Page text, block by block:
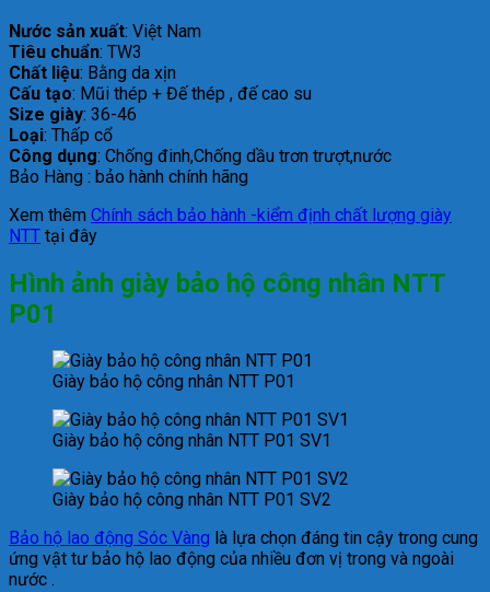
Nước sản xuất: Việt Nam
Tiêu chuẩn: TW3
Chất liệu: Bằng da xịn
Cấu tạo: Mũi thép + Đế thép , đế cao su
Size giày: 36-46
Loại: Thấp cổ
Công dụng: Chống đinh,Chống dầu trơn trượt,nước
Bảo Hàng : bảo hành chính hãng
Xem thêm Chính sách bảo hành -kiểm định chất lượng giày
NTT tại đây
Hình ảnh giày bảo hộ công nhân NTT
P01
Giày bảo hộ công nhân NTT P01
Giày bảo hộ công nhân NTT P01 SV1
Giày bảo hộ công nhân NTT P01 SV2
Bảo hộ lao động Sóc Vàng là lựa chọn đáng tin cậy trong cung
ứng vật tư bảo hộ lao động của nhiều đơn vị trong và ngoài
nước .